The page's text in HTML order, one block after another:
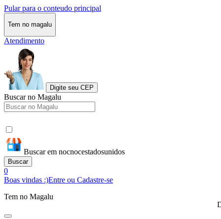
Pular para o conteudo principal
Tem no magalu
Atendimento
Digite seu CEP
Buscar no Magalu
Buscar em nocnocestadosunidos
Buscar
0
Boas vindas :)Entre ou Cadastre-se
Tem no Magalu